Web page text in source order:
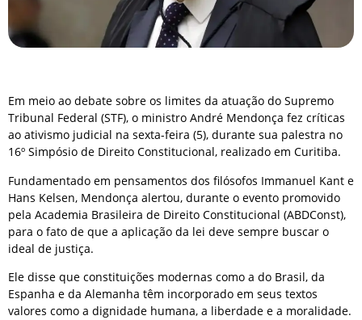
Em meio ao debate sobre os limites da atuação do Supremo
Tribunal Federal (STF), o ministro André Mendonça fez críticas
ao ativismo judicial na sexta-feira (5), durante sua palestra no
16º Simpósio de Direito Constitucional, realizado em Curitiba.
Fundamentado em pensamentos dos filósofos Immanuel Kant e
Hans Kelsen, Mendonça alertou, durante o evento promovido
pela Academia Brasileira de Direito Constitucional (ABDConst),
para o fato de que a aplicação da lei deve sempre buscar o
ideal de justiça.
Ele disse que constituições modernas como a do Brasil, da
Espanha e da Alemanha têm incorporado em seus textos
valores como a dignidade humana, a liberdade e a moralidade.